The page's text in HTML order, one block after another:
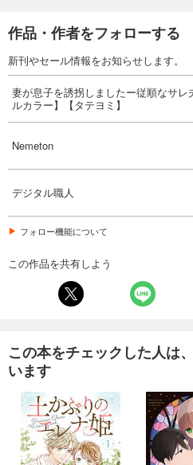
あらすじを表示する
完結
完結
あらすじを表示する
78円 (税込)
完結
作品・作者をフォローする
新刊やセール情報をお知らせします。
妻が息子を誘拐しましたー従順なサレ
ルカラー】【タテヨミ】
Nemeton
デジタル職人
フォロー機能について
この作品を共有しよう
この本をチェックした人は
います